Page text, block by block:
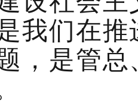
我们在
，是管